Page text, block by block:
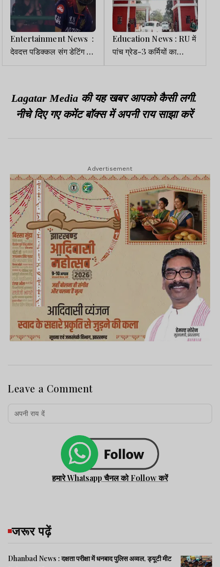
Entertainment News :
देवदत्त पडिक्कल संग डेटिंग की
अफवाहों पर फिर चर्चा में आई
Education News : RU में
पांच ग्रेड-3 कर्मियों का
तबादला, परीक्षा विभाग में मिली
Lagatar Media की यह खबर आपको कैसी लगी.
नीचे दिए गए कमेंट बॉक्स में अपनी राय साझा करें
Advertisement
Leave a Comment
हमारे Whatsapp चैनल को Follow करें
जरूर पढ़ें
Dhanbad News : दक्षता परीक्षा में धनबाद पुलिस अव्वल, ड्यूटी मीट